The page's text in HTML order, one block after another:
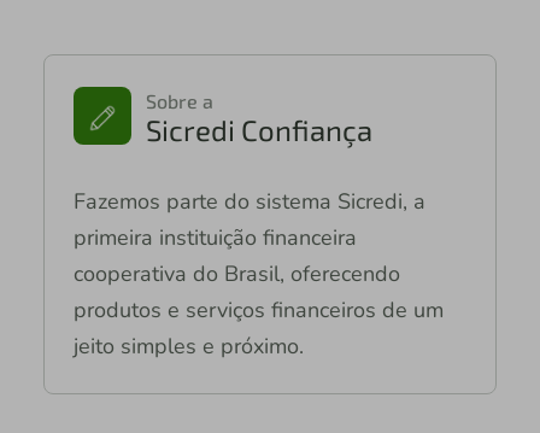
Sobre a
Sicredi Confiança
Fazemos parte do sistema Sicredi, a
primeira instituição financeira
cooperativa do Brasil, oferecendo
produtos e serviços financeiros de um
jeito simples e próximo.